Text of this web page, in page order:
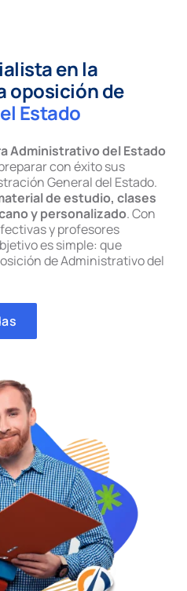
en la
oposición de
Estado
Administrativo del Estado
con éxito sus
General del Estado.
de estudio, clases
y personalizado. Con
y profesores
es simple: que
de Administrativo del